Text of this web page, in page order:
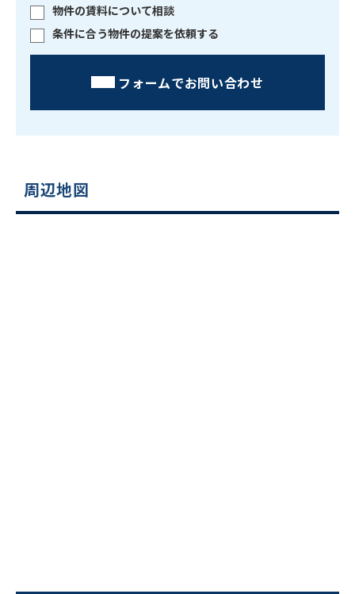
物件の賃料について相談
条件に合う物件の提案を依頼する
フォームでお問い合わせ
周辺地図